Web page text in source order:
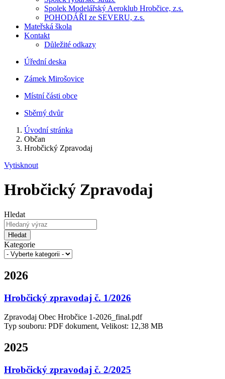
Spolek Modelářský Aeroklub Hrobčice, z.s.
POHODÁŘI ze SEVERU, z.s.
Mateřská škola
Kontakt
Důležité odkazy
Úřední deska
Zámek Mirošovice
Místní části obce
Sběrný dvůr
Úvodní stránka
Občan
Hrobčický Zpravodaj
Vytisknout
Hrobčický Zpravodaj
Hledat
Hledat
Kategorie
2026
Hrobčický zpravodaj č. 1/2026
Zpravodaj Obec Hrobčice 1-2026_final.pdf
Typ souboru: PDF dokument, Velikost: 12,38 MB
2025
Hrobčický zpravodaj č. 2/2025